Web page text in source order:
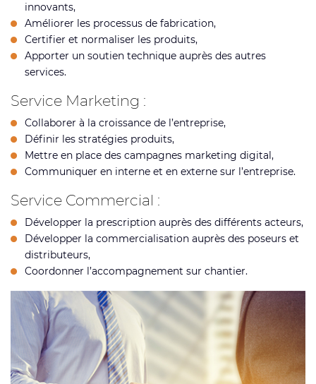
innovants,
Améliorer les processus de fabrication,
Certifier et normaliser les produits,
Apporter un soutien technique auprès des autres
services.
Service Marketing :
Collaborer à la croissance de l’entreprise,
Définir les stratégies produits,
Mettre en place des campagnes marketing digital,
Communiquer en interne et en externe sur l’entreprise.
Service Commercial :
Développer la prescription auprès des différents acteurs,
Développer la commercialisation auprès des poseurs et
distributeurs,
Coordonner l’accompagnement sur chantier.